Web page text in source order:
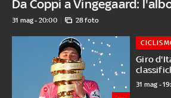
Da Coppi a Vingegaard:
31 mag - 20:00 28 foto
Giro
31 mag -